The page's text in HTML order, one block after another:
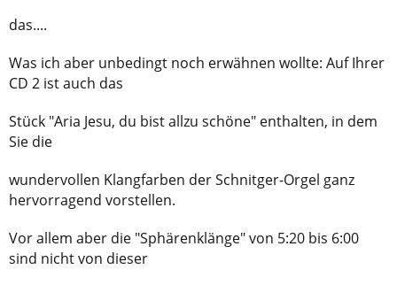
das....
Was ich aber unbedingt noch erwähnen wollte: Auf Ihrer
CD 2 ist auch das
Stück "Aria Jesu, du bist allzu schöne" enthalten, in dem
Sie die
wundervollen Klangfarben der Schnitger-Orgel ganz
hervorragend vorstellen.
Vor allem aber die "Sphärenklänge" von 5:20 bis 6:00
sind nicht von dieser